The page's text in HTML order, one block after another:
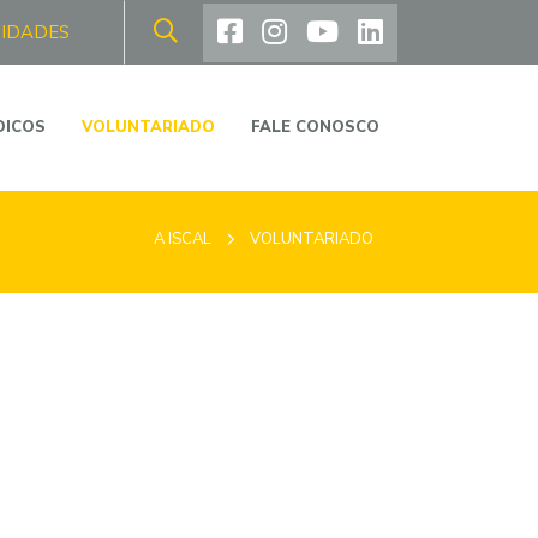
VOLUNTARIADO FALE CONOSCO
A ISCAL VOLUNTARIADO